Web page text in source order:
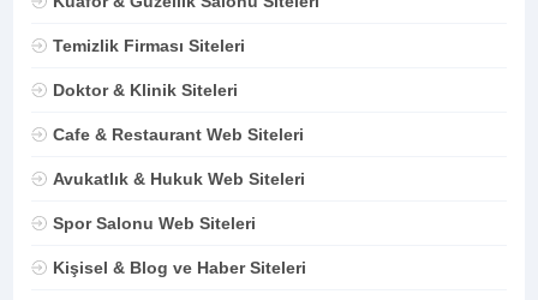
Temizlik Firması Siteleri
Doktor & Klinik Siteleri
Cafe & Restaurant Web Siteleri
Avukatlık & Hukuk Web Siteleri
Spor Salonu Web Siteleri
Kişisel & Blog ve Haber Siteleri